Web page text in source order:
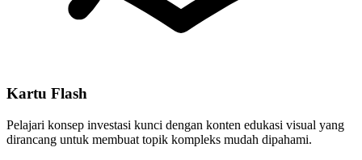
Kartu Flash
Pelajari konsep investasi kunci dengan konten edukasi visual yang
dirancang untuk membuat topik kompleks mudah dipahami.